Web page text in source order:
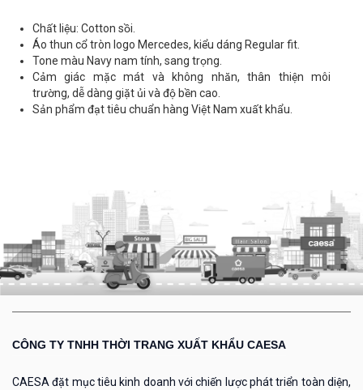
Chất liệu: Cotton sồi.
Áo thun cổ tròn logo Mercedes, kiểu dáng Regular fit.
Tone màu Navy nam tính, sang trọng.
Cảm giác mặc mát và không nhăn, thân thiện môi
trường, dễ dàng giặt ủi và độ bền cao.
Sản phẩm đạt tiêu chuẩn hàng Việt Nam xuất khẩu.
CÔNG TY TNHH THỜI TRANG XUẤT KHẨU CAESA
CAESA đặt mục tiêu kinh doanh với chiến lược phát triển toàn diện,